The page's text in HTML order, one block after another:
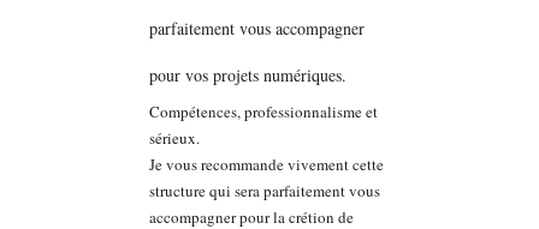
Compétences, professionnalisme et
sérieux.
Je vous recommande vivement cette
structure qui sera parfaitement vous
accompagner pour la crétion de